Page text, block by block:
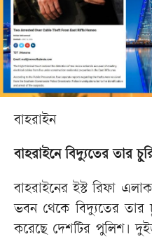
বাহরাইন
বাহরাইনে বিদ্যুতের তার
বাহরাইনের ইস্ট রিফা
ভবন থেকে বিদ্যুতের
করেছে দেশটির পুলিশ।